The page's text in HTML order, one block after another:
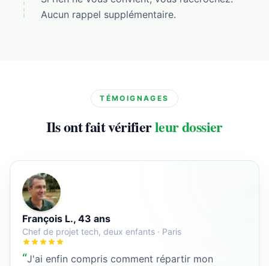
Aucun rappel supplémentaire.
TÉMOIGNAGES
Ils ont fait vérifierleur dossier
François L., 43 ans
Chef de projet tech, deux enfants · Paris
“J'ai enfin compris comment répartir mon